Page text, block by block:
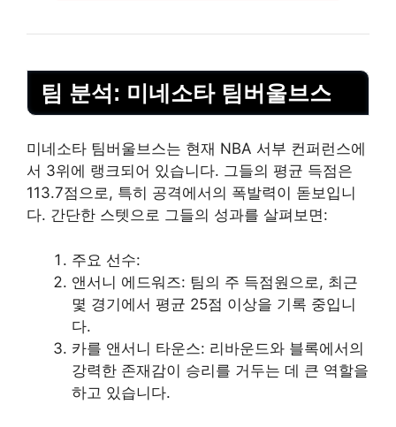
팀 분석: 미네소타 팀버울브스
미네소타 팀버울브스는 현재 NBA 서부 컨퍼런스에
서 3위에 랭크되어 있습니다. 그들의 평균 득점은
113.7점으로, 특히 공격에서의 폭발력이 돋보입니
다. 간단한 스텟으로 그들의 성과를 살펴보면:
주요 선수:
앤서니 에드워즈: 팀의 주 득점원으로, 최근
몇 경기에서 평균 25점 이상을 기록 중입니
다.
카를 앤서니 타운스: 리바운드와 블록에서의
강력한 존재감이 승리를 거두는 데 큰 역할을
하고 있습니다.